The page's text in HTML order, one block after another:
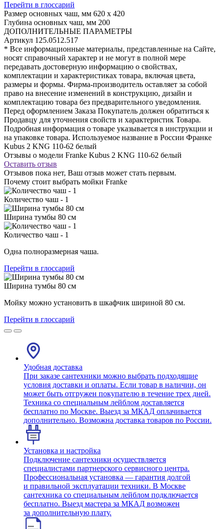
Перейти в глоссарий
Размер основных чаш, мм 620 х 420
Глубина основных чаш, мм 200
ДОПОЛНИТЕЛЬНЫЕ ПАРАМЕТРЫ
Артикул 125.0512.517
* Все информационные материалы, представленные на Сайте,
носят справочный характер и не могут в полной мере
передавать достоверную информацию о свойствах,
комплектации и характеристиках товара, включая цвета,
размеры и формы. Фирма-производитель оставляет за собой
право на внесение изменений в конструкцию, дизайн и
комплектацию товара без предварительного уведомления.
Перед оформлением Заказа Покупатель должен обратиться к
Продавцу для уточнения свойств и характеристик Товара.
Подробная информация о товаре указывается в инструкции и
на упаковке товара. Используемое название в России Франке
Kubus 2 KNG 110-62 белый
Отзывы о модели Franke Kubus 2 KNG 110-62 белый
Оставить отзыв
Отзывов пока нет, Ваш отзыв может стать первым.
Почему стоит выбрать мойки Franke
Количество чаш - 1
Ширина тумбы 80 см
Количество чаш - 1
Одна полноразмерная чаша.
Перейти в глоссарий
Ширина тумбы 80 см
Мойку можно установить в шкафчик шириной 80 см.
Перейти в глоссарий
Удобная доставка
При заказе сантехники можно выбрать подходящие
условия доставки и оплаты. Если товар в наличии, он
может быть отгружен покупателю в течение трех дней.
Техника со специальным лейблом доставляется
бесплатно по Москве. Выезд за МКАД оплачивается
дополнительно. Возможна доставка товаров по России.
Установка и настройка
Подключение сантехники осуществляется
специалистами партнерского сервисного центра.
Профессиональная установка — гарантия долгой
и правильной эксплуатации техники. В Москве
сантехника со специальным лейблом подключается
бесплатно. Выезд мастера за МКАД возможен
за дополнительную плату.